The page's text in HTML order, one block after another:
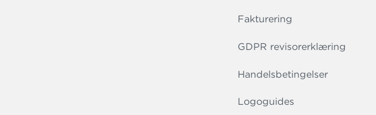
Fakturering
GDPR revisorerklæring
Handelsbetingelser
Logoguides